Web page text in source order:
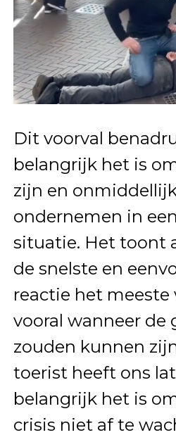
Dit voorval
belangrijk het is
zijn en
ondernemen in
situatie. Het toont
de snelste en
reactie het meeste
vooral wanneer de
zouden kunnen
toerist heeft ons
belangrijk het is
crisis niet af te